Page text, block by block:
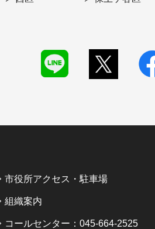
市役所アクセス・駐車場
組織案内
コールセンター：045-664-2525